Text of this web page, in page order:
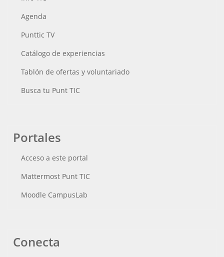
Agenda
Punttic TV
Catálogo de experiencias
Tablón de ofertas y voluntariado
Busca tu Punt TIC
Portales
Acceso a este portal
Mattermost Punt TIC
Moodle CampusLab
Conecta